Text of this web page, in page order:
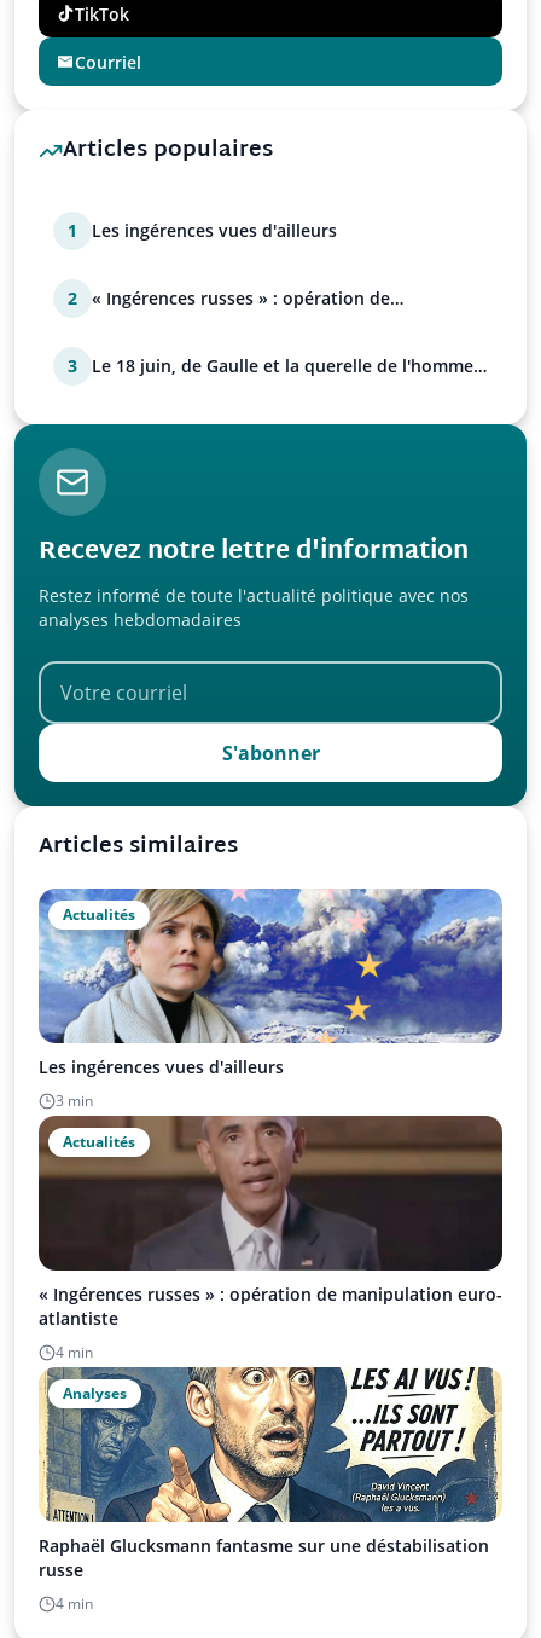
TikTok
Courriel
Articles populaires
1 Les ingérences vues d'ailleurs
2
« Ingérences russes » : opération de
3
Le 18 juin, de Gaulle et la querelle de l'homme
Recevez notre lettre d'information
Restez informé de toute l'actualité politique avec nos
analyses hebdomadaires
S'abonner
Articles similaires
Actualités
Les ingérences vues d'ailleurs
3 min
Actualités
« Ingérences russes » : opération de manipulation euro-
atlantiste
4 min
Analyses
Raphaël Glucksmann fantasme sur une déstabilisation
russe
4 min